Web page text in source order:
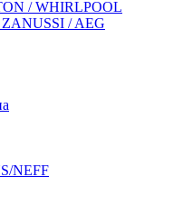
/ WHIRLPOOL
/ AEG
NEFF